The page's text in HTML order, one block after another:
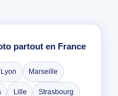
partout en France
Lyon Marseille
Lille Strasbourg